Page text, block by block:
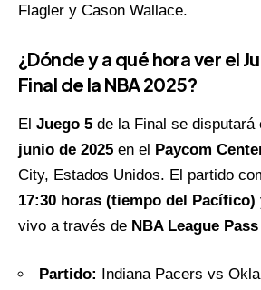
Flagler y Cason Wallace.
¿Dónde y a qué hora ver el
Final de la NBA 2025?
El Juego 5 de la Final se disputará
junio de 2025 en el Paycom
City, Estados Unidos. El partido
17:30 horas (tiempo del Pacífico)
vivo a través de NBA League
Partido:
Indiana Pacers vs